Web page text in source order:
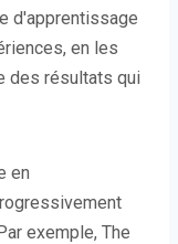
d'apprentissage
en les
des résultats qui
en
exemple, The